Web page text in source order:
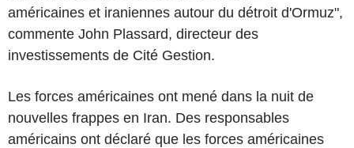
américaines et iraniennes autour du détroit d'Ormuz",
commente John Plassard, directeur des
investissements de Cité Gestion.
Les forces américaines ont mené dans la nuit de
nouvelles frappes en Iran. Des responsables
américains ont déclaré que les forces américaines